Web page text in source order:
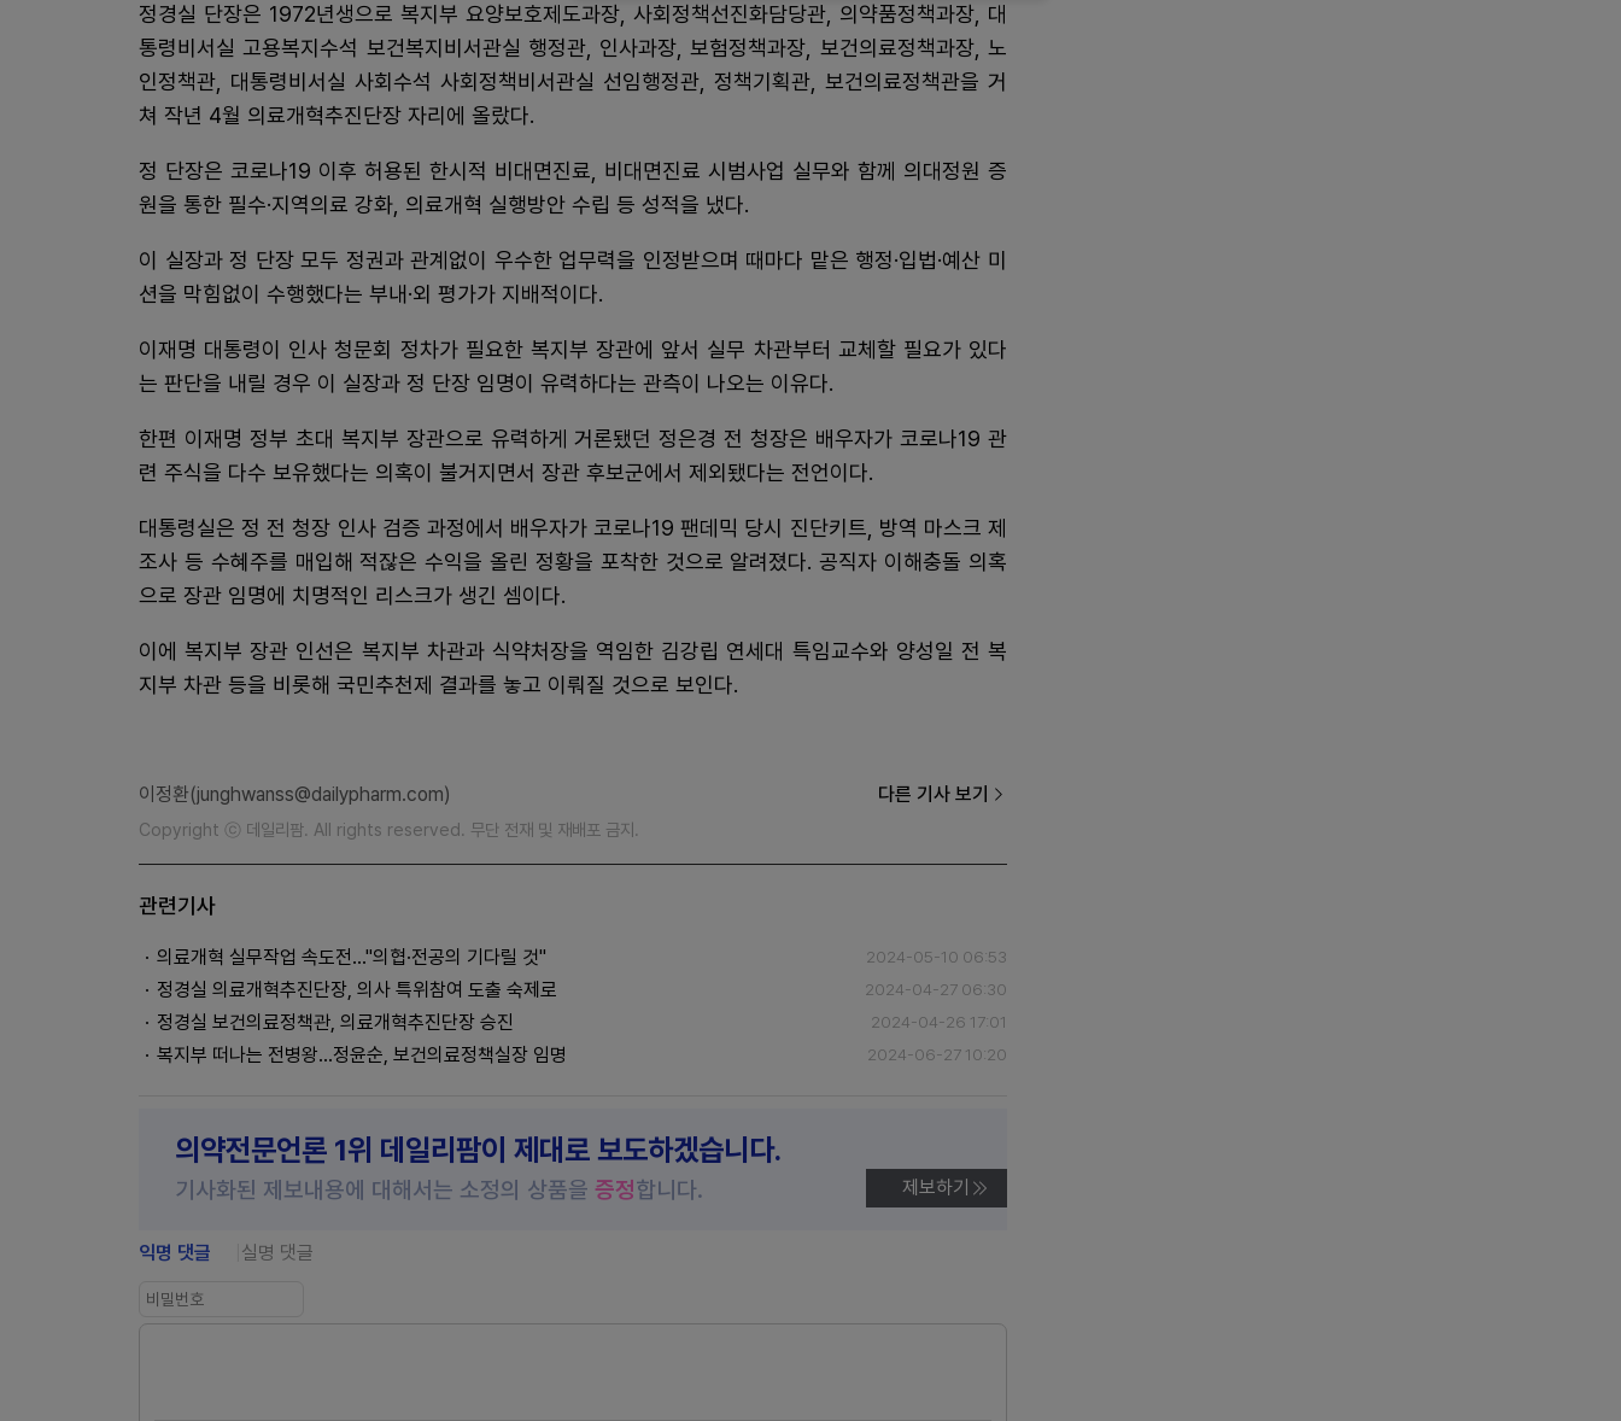
정경실 단장은 1972년생으로 복지부 요양보호제도과장, 사회정책선진화담당관, 의약품정책과장, 대
통령비서실 고용복지수석 보건복지비서관실 행정관, 인사과장, 보험정책과장, 보건의료정책과장, 노
인정책관, 대통령비서실 사회수석 사회정책비서관실 선임행정관, 정책기획관, 보건의료정책관을 거
쳐 작년 4월 의료개혁추진단장 자리에 올랐다.
정 단장은 코로나19 이후 허용된 한시적 비대면진료, 비대면진료 시범사업 실무와 함께 의대정원 증
원을 통한 필수·지역의료 강화, 의료개혁 실행방안 수립 등 성적을 냈다.
이 실장과 정 단장 모두 정권과 관계없이 우수한 업무력을 인정받으며 때마다 맡은 행정·입법·예산 미
션을 막힘없이 수행했다는 부내·외 평가가 지배적이다.
이재명 대통령이 인사 청문회 정차가 필요한 복지부 장관에 앞서 실무 차관부터 교체할 필요가 있다
는 판단을 내릴 경우 이 실장과 정 단장 임명이 유력하다는 관측이 나오는 이유다.
한편 이재명 정부 초대 복지부 장관으로 유력하게 거론됐던 정은경 전 청장은 배우자가 코로나19 관
련 주식을 다수 보유했다는 의혹이 불거지면서 장관 후보군에서 제외됐다는 전언이다.
대통령실은 정 전 청장 인사 검증 과정에서 배우자가 코로나19 팬데믹 당시 진단키트, 방역 마스크 제
조사 등 수혜주를 매입해 적잖은 수익을 올린 정황을 포착한 것으로 알려졌다. 공직자 이해충돌 의혹
으로 장관 임명에 치명적인 리스크가 생긴 셈이다.
이에 복지부 장관 인선은 복지부 차관과 식약처장을 역임한 김강립 연세대 특임교수와 양성일 전 복
지부 차관 등을 비롯해 국민추천제 결과를 놓고 이뤄질 것으로 보인다.
이정환(junghwanss@dailypharm.com) 다른 기사 보기
Copyright ⓒ 데일리팜. All rights reserved. 무단 전재 및 재배포 금지.
관련기사
의료개혁 실무작업 속도전…"의협·전공의 기다릴 것" 2024-05-10 06:53
정경실 의료개혁추진단장, 의사 특위참여 도출 숙제로 2024-04-27 06:30
정경실 보건의료정책관, 의료개혁추진단장 승진 2024-04-26 17:01
복지부 떠나는 전병왕…정윤순, 보건의료정책실장 임명 2024-06-27 10:20
의약전문언론 1위 데일리팜이 제대로 보도하겠습니다.
기사화된 제보내용에 대해서는 소정의 상품을 증정합니다. 제보하기
익명 댓글 실명 댓글